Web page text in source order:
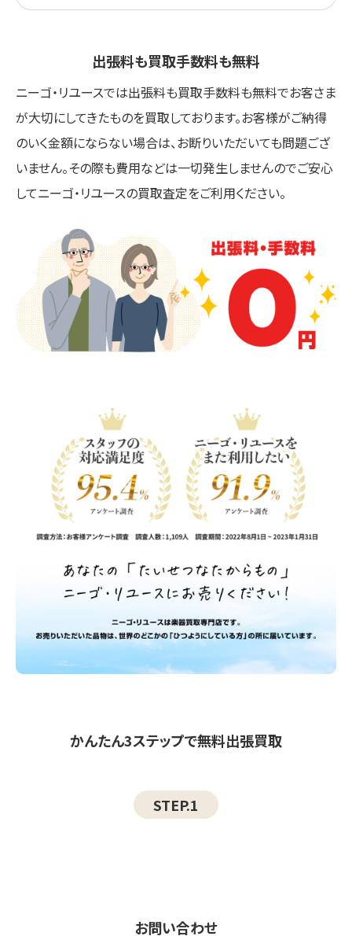
出張料も買取手数料も無料
ニーゴ・リユースでは出張料も買取手数料も無料でお客さま
が大切にしてきたものを買取しております。お客様がご納得
のいく金額にならない場合は、お断りいただいても問題ござ
いません。その際も費用などは一切発生しませんのでご安心
してニーゴ・リユースの買取査定をご利用ください。
かんたん3ステップで無料出張買取
STEP.1
お問い合わせ